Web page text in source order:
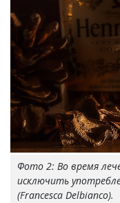
Фото 2: Во время
исключить
(Francesca Delbianco).